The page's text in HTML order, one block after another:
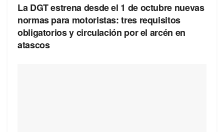
La DGT estrena desde el 1 de octubre nuevas
normas para motoristas: tres requisitos
obligatorios y circulación por el arcén en
atascos